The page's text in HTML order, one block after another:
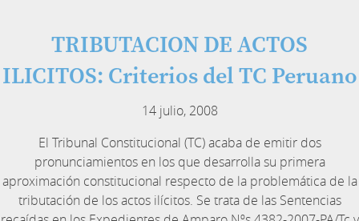
TRIBUTACION DE ACTOS
ILICITOS: Criterios del TC Peruano
14 julio, 2008
El Tribunal Constitucional (TC) acaba de emitir dos
pronunciamientos en los que desarrolla su primera
aproximación constitucional respecto de la problemática de la
tributación de los actos ilícitos. Se trata de las Sentencias